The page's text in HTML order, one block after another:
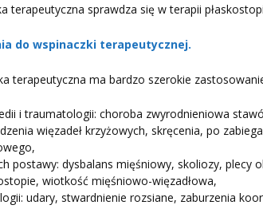
terapeutyczna sprawdza się w terapii
do wspinaczki terapeutycznej.
terapeutyczna ma bardzo szerokie
i traumatologii: choroba zwyrodnieniowa
więzadeł krzyżowych, skręcenia, po
postawy: dysbalans mięśniowy, skoliozy, plecy
wiotkość mięśniowo-więzadłowa,
udary, stwardnienie rozsiane, zaburzenia